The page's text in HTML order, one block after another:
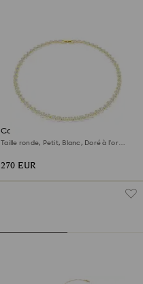
Collier Una Angelic
Taille ronde, Petit, Blanc, Doré à l’or
270 EUR